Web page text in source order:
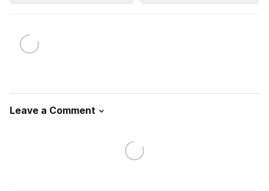
Leave a Comment